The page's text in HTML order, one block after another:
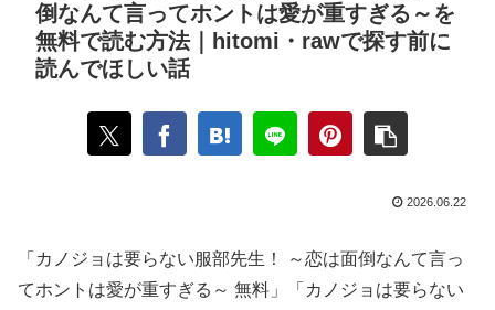
倒なんて言ってホントは愛が重すぎる～を
無料で読む方法｜hitomi・rawで探す前に
読んでほしい話
2026.06.22
「カノジョは要らない服部先生！ ～恋は面倒なんて言っ
てホントは愛が重すぎる～ 無料」「カノジョは要らない